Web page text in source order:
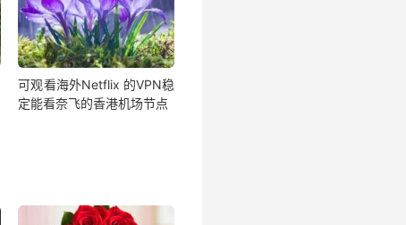
可观看海外Netflix 的VPN稳
定能看奈飞的香港机场节点